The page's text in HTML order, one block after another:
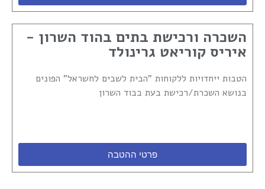
השכרה ורכישת בתים בהוד השרון -
איריס קוריאט גרינולד
הטבות ייחדויות ללקוחות "הבית לשבים לחשראל" הפונים
בנושא השכרת/רכישת בעת בבוד השרון
פרטי ההטבה